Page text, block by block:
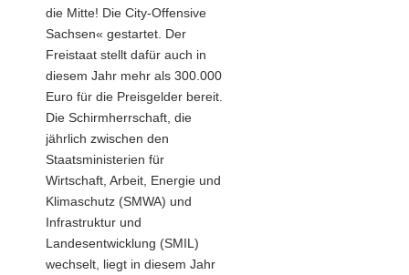
die Mitte! Die City-Offensive
Sachsen« gestartet. Der
Freistaat stellt dafür auch in
diesem Jahr mehr als 300.000
Euro für die Preisgelder bereit.
Die Schirmherrschaft, die
jährlich zwischen den
Staatsministerien für
Wirtschaft, Arbeit, Energie und
Klimaschutz (SMWA) und
Infrastruktur und
Landesentwicklung (SMIL)
wechselt, liegt in diesem Jahr